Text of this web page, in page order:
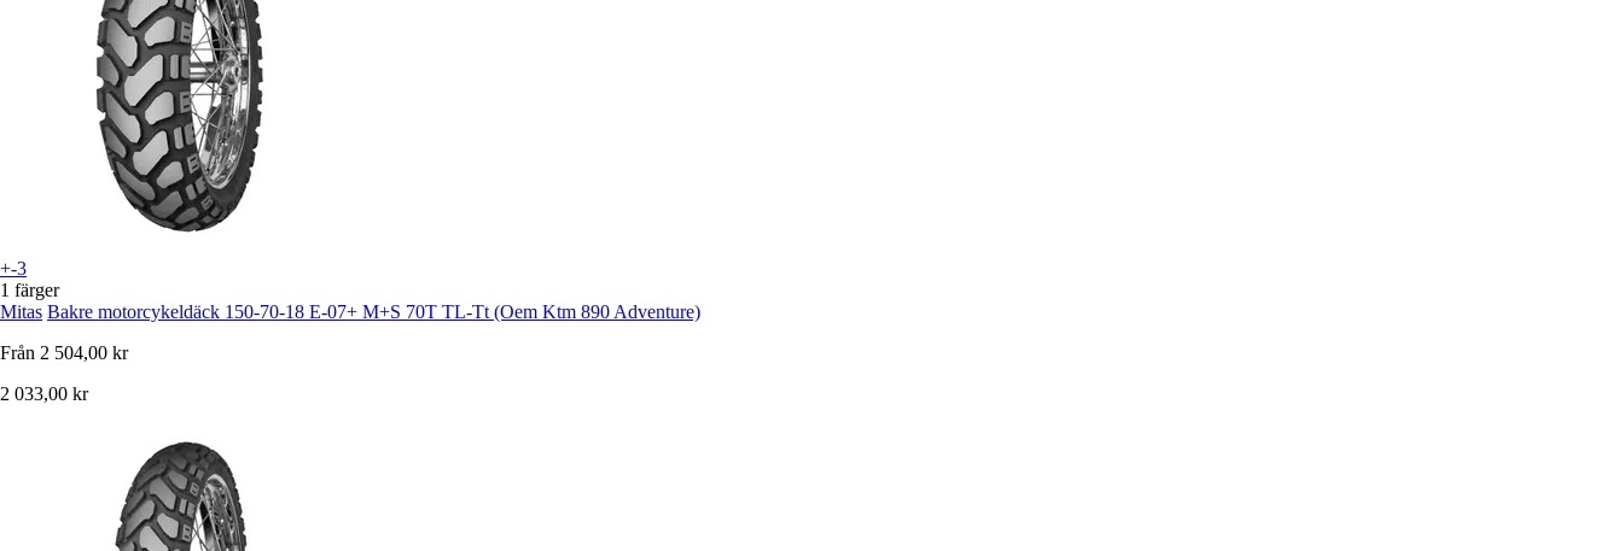
+-3
1 färger
Mitas Bakre motorcykeldäck 150-70-18 E-07+ M+S 70T TL-Tt (Oem Ktm 890 Adventure)
Från 2 504,00 kr
2 033,00 kr